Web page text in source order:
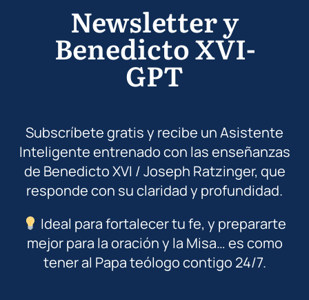
Newsletter y
Benedicto XVI-
GPT
Subscríbete gratis y recibe un Asistente
Inteligente entrenado con las enseñanzas
de Benedicto XVI / Joseph Ratzinger, que
responde con su claridad y profundidad.
Ideal para fortalecer tu fe, y prepararte
mejor para la oración y la Misa… es como
tener al Papa teólogo contigo 24/7.